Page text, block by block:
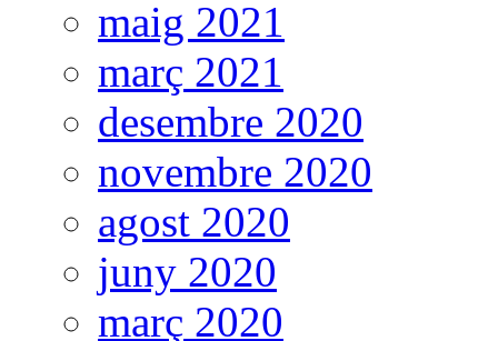
maig 2021
març 2021
desembre 2020
novembre 2020
agost 2020
juny 2020
març 2020